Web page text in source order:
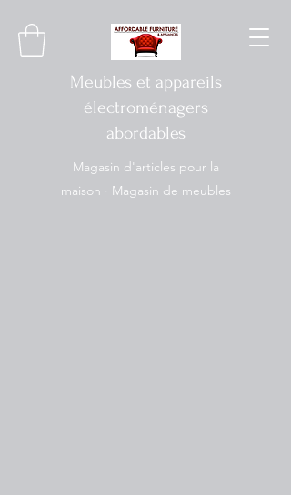
Meubles et appareils
électroménagers
abordables
Magasin d'articles pour la
maison · Magasin de meubles